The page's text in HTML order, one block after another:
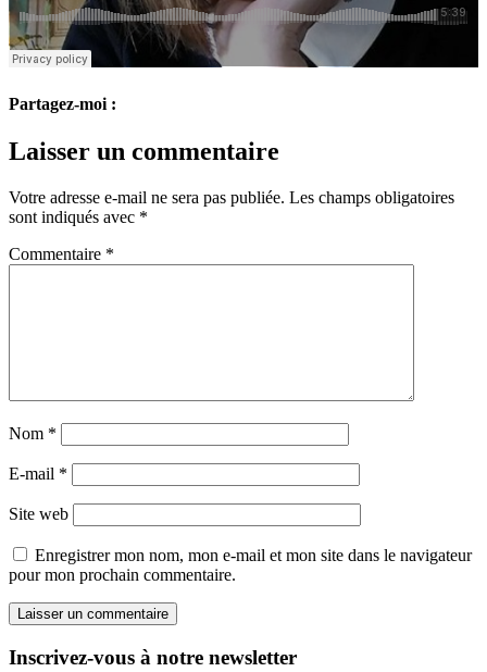
Partagez-moi :
Laisser un commentaire
Votre adresse e-mail ne sera pas publiée. Les champs obligatoires
sont indiqués avec *
Commentaire *
Nom *
E-mail *
Site web
Enregistrer mon nom, mon e-mail et mon site dans le navigateur
pour mon prochain commentaire.
Inscrivez-vous à notre newsletter